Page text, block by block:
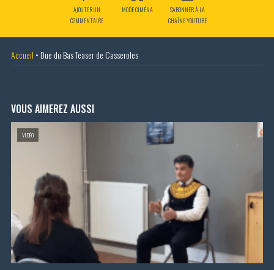
AJOUTER UN
COMMENTAIRE
MODE CIMÉNA
S'ABONNER À LA
CHAÎNE YOUTUBE
Accueil • Due du Bas Teaser de Casseroles
VOUS AIMEREZ AUSSI
VIDÉO